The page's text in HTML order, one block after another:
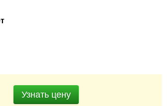
Узнать цену